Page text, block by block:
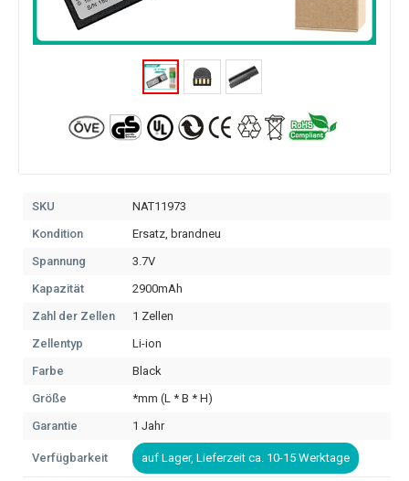
SKU
NAT11973
Kondition
Ersatz, brandneu
Spannung
3.7V
Kapazität
2900mAh
Zahl der Zellen
1 Zellen
Zellentyp
Li-ion
Farbe
Black
Größe
*mm (L * B * H)
Garantie
1 Jahr
Verfügbarkeit auf Lager, Lieferzeit ca. 10-15 Werktage